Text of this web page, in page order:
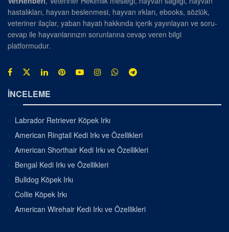
hastalıkları, hayvan beslenmesi, hayvan ırkları, ebooks, sözlük,
veteriner ilaçlar, yaban hayatı hakkında içerik yayınlayan ve soru-
cevap ile hayvanlarınızın sorunlarına cevap veren bilgi
platformudur.
İNCELEME
Labrador Retriever Köpek Irkı
American Ringtail Kedi Irkı ve Özellikleri
American Shorthair Kedi Irkı ve Özellikleri
Bengal Kedi Irkı ve Özellikleri
Bulldog Köpek Irkı
Collie Köpek Irkı
American Wirehair Kedi Irkı ve Özellikleri